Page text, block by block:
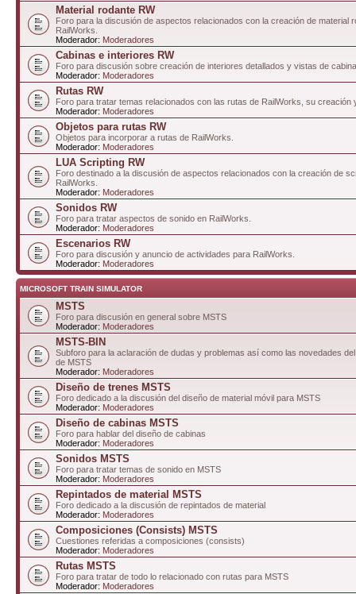
Material rodante RW
Foro para la discusión de aspectos relacionados con la creación de material
RailWorks.
Moderador: Moderadores
Cabinas e interiores RW
Foro para discusión sobre creación de interiores detallados y vistas de
Moderador: Moderadores
Rutas RW
Foro para tratar temas relacionados con las rutas de RailWorks, su creación
Moderador: Moderadores
Objetos para rutas RW
Objetos para incorporar a rutas de RailWorks.
Moderador: Moderadores
LUA Scripting RW
Foro destinado a la discusión de aspectos relacionados con la creación de
RailWorks.
Moderador: Moderadores
Sonidos RW
Foro para tratar aspectos de sonido en RailWorks.
Moderador: Moderadores
Escenarios RW
Foro para discusión y anuncio de actividades para RailWorks.
Moderador: Moderadores
MICROSOFT TRAIN SIMULATOR
MSTS
Foro para discusión en general sobre MSTS
Moderador: Moderadores
MSTS-BIN
Subforo para la aclaración de dudas y problemas así como las novedades
de MSTS
Moderador: Moderadores
Diseño de trenes MSTS
Foro dedicado a la discusión del diseño de material móvil para MSTS
Moderador: Moderadores
Diseño de cabinas MSTS
Foro para hablar del diseño de cabinas
Moderador: Moderadores
Sonidos MSTS
Foro para tratar temas de sonido en MSTS
Moderador: Moderadores
Repintados de material MSTS
Foro dedicado a la discusión de repintados de material
Moderador: Moderadores
Composiciones (Consists) MSTS
Cuestiones referidas a composiciones (consists)
Moderador: Moderadores
Rutas MSTS
Foro para tratar de todo lo relacionado con rutas para MSTS
Moderador: Moderadores